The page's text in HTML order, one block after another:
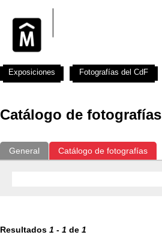
Catálogo de fotografías
General Catálogo de fotografías
Resultados 1 - 1 de 1
Exposiciones Fotografías del CdF